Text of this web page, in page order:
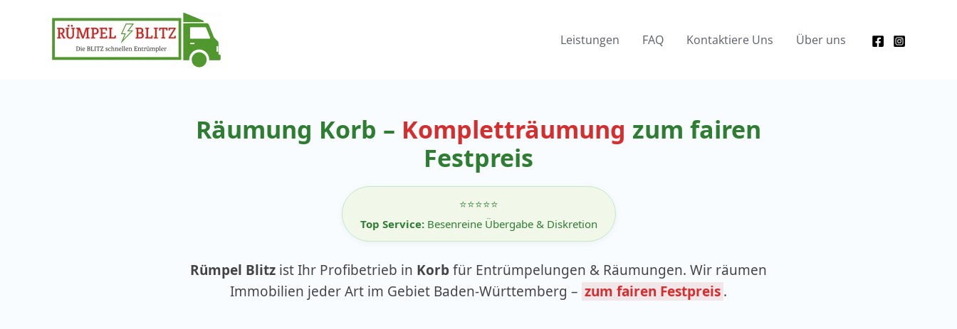
Leistungen FAQ Kontaktiere Uns Über uns
Räumung Korb – Kompletträumung zum fairen
Festpreis
⭐⭐⭐⭐⭐
Top Service:Besenreine Übergabe & Diskretion
Rümpel Blitz ist Ihr Profibetrieb in Korbfür Entrümpelungen & Räumungen. Wir räumen
Immobilien jeder Art im Gebiet Baden-Württemberg – zum fairen Festpreis.